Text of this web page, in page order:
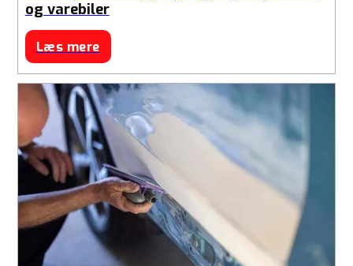
og varebiler
Læs mere